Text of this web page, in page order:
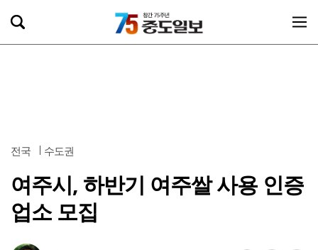
전국 수도권
여주시, 하반기 여주쌀 사용 인증
업소 모집